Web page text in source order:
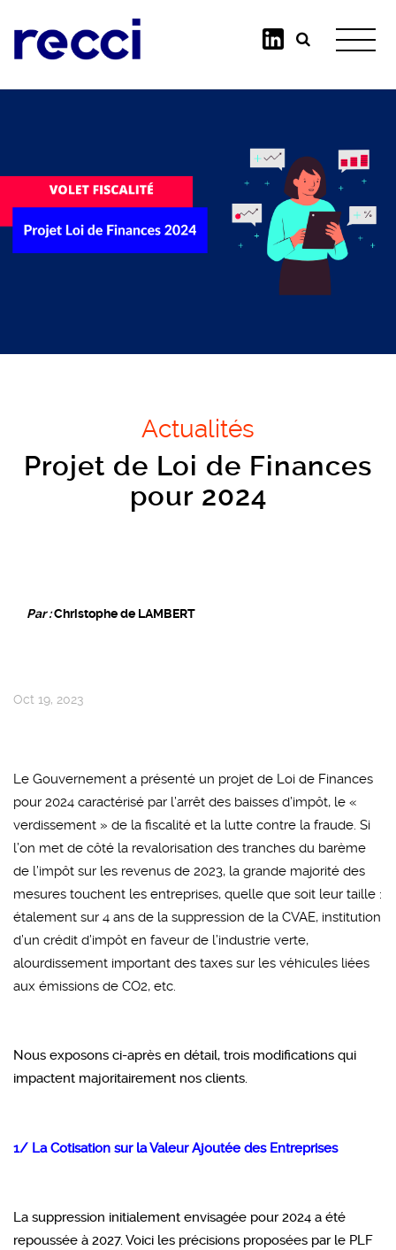
Actualités
Projet de Loi de Finances
pour 2024
Par :Christophe de LAMBERT
Oct 19, 2023
Le Gouvernement a présenté un projet de Loi de Finances
pour 2024 caractérisé par l’arrêt des baisses d’impôt, le «
verdissement » de la fiscalité et la lutte contre la fraude. Si
l’on met de côté la revalorisation des tranches du barème
de l’impôt sur les revenus de 2023, la grande majorité des
mesures touchent les entreprises, quelle que soit leur taille :
étalement sur 4 ans de la suppression de la CVAE, institution
d’un crédit d’impôt en faveur de l’industrie verte,
alourdissement important des taxes sur les véhicules liées
aux émissions de CO2, etc.
Nous exposons ci-après en détail, trois modifications qui
impactent majoritairement nos clients.
1/ La Cotisation sur la Valeur Ajoutée des Entreprises
La suppression initialement envisagée pour 2024 a été
repoussée à 2027. Voici les précisions proposées par le PLF